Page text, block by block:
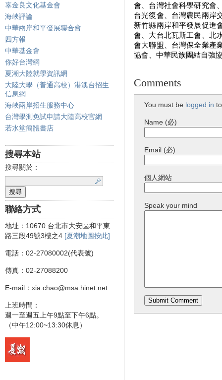
辜金良文化基金會
海峽評論
中華兩岸和平發展聯合會
四方報
中華基金會
你好台灣網
夏潮大陸就學資訊網
大陸大學（普通高校）港澳台招生
信息網
海峽兩岸招生服務中心
台灣學測免試申請大陸高校官網
若水堂簡體書店
搜尋本站
搜尋關於：
聯絡方式
地址：10670 台北市大安區和平東
路三段49號3樓之4 [夏潮地圖按此]
電話：02-27080002(代表號)
傳真：02-27088200
E-mail：xia.chao@msa.hinet.net
上班時間：
週一至週五上午9點至下午6點。
（中午12:00~13:30休息）
會、台灣社會科學研究會
台光復會、台灣農民兩岸
新竹縣兩岸和平發展促進
會、大台北瓦斯工會、北
會大聯盟、台灣保全業產
協會、中華民族團結自
Comments
You must be logged in
Name (必)
Email (必)
個人網站
Speak your mind